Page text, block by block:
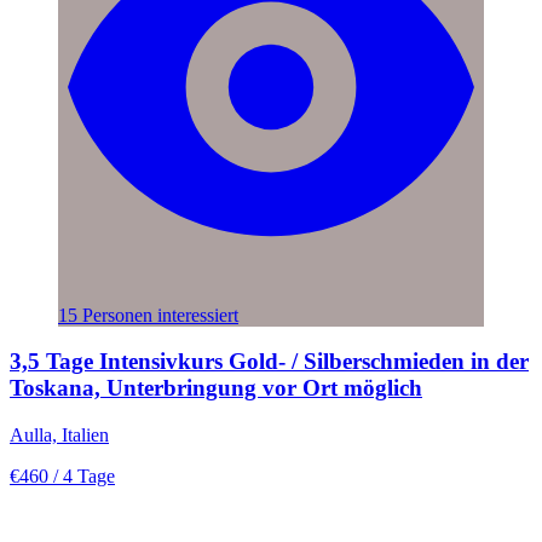
15 Personen interessiert
3,5 Tage Intensivkurs Gold- / Silberschmieden in der
Toskana, Unterbringung vor Ort möglich
Aulla, Italien
€460 / 4 Tage